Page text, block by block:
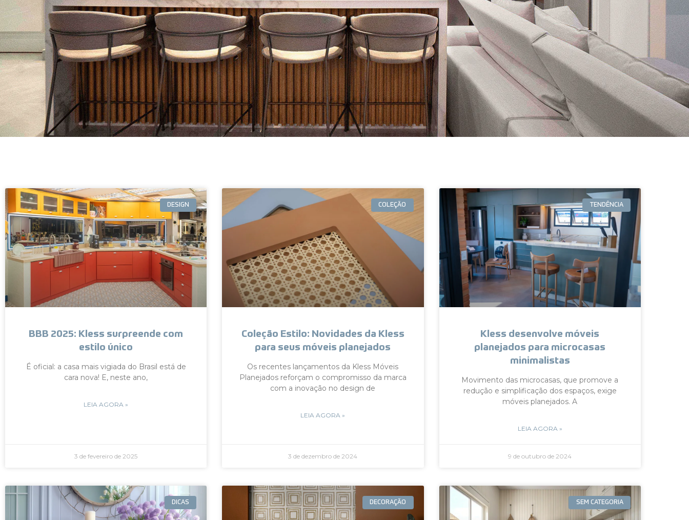
DESIGN
BBB 2025: Kless surpreende com
estilo único
É oficial: a casa mais vigiada do Brasil está de
cara nova! E, neste ano,
LEIA AGORA »
3 de fevereiro de 2025
COLEÇÃO
Coleção Estilo: Novidades da Kless
para seus móveis planejados
Os recentes lançamentos da Kless Móveis
Planejados reforçam o compromisso da marca
com a inovação no design de
LEIA AGORA »
3 de dezembro de 2024
TENDÊNCIA
Kless desenvolve móveis
planejados para microcasas
minimalistas
Movimento das microcasas, que promove a
redução e simplificação dos espaços, exige
móveis planejados. A
LEIA AGORA »
9 de outubro de 2024
DICAS DECORAÇÃO SEM CATEGORIA